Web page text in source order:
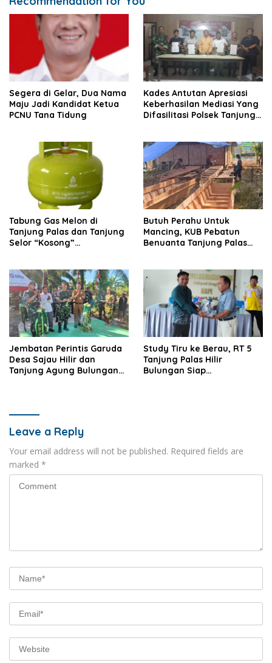
Segera di Gelar, Dua Nama
Maju Jadi Kandidat Ketua
PCNU Tana Tidung
Kades Antutan Apresiasi
Keberhasilan Mediasi Yang
Difasilitasi Polsek Tanjung
Tabung Gas Melon di
Tanjung Palas dan Tanjung
Selor “Kosong”
Butuh Perahu Untuk
Mancing, KUB Pebatun
Benuanta Tanjung Palas
Jembatan Perintis Garuda
Desa Sajau Hilir dan
Tanjung Agung Bulungan
Study Tiru ke Berau, RT 5
Tanjung Palas Hilir
Bulungan Siap
Leave a Reply
Your email address will not be published. Required fields are
marked *